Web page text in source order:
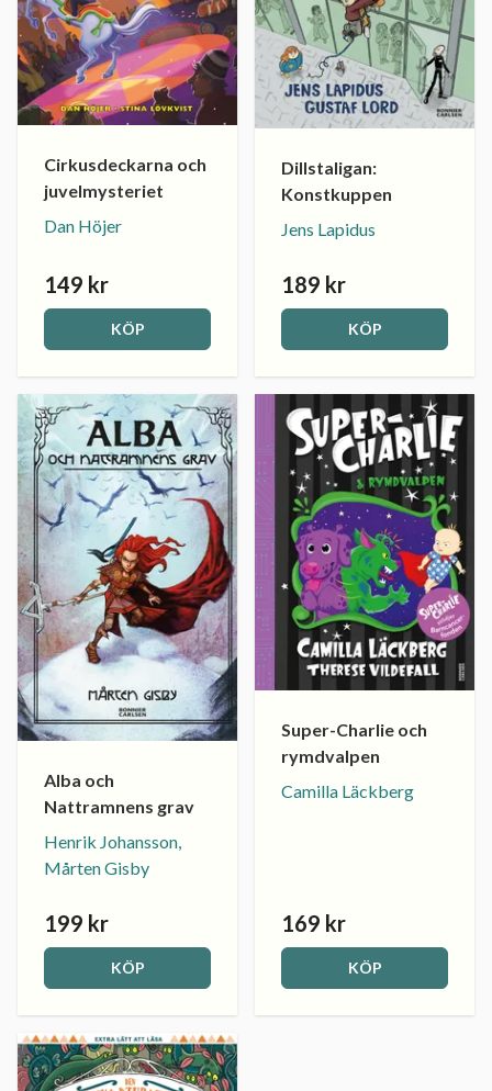
Cirkusdeckarna och
juvelmysteriet
Dan Höjer
149 kr
KÖP
Dillstaligan:
Konstkuppen
Jens Lapidus
189 kr
KÖP
Alba och
Nattramnens grav
Henrik Johansson,
Mårten Gisby
199 kr
KÖP
Super-Charlie och
rymdvalpen
Camilla Läckberg
169 kr
KÖP